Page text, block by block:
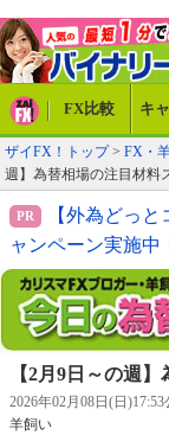
FX比較 キ
ザイFX！トップ> FX・
週】為替相場の注目材料
【外為どっ
ャンペーン実施中
【2月9日～の週
2026年02月08日(日)17:53
羊飼い